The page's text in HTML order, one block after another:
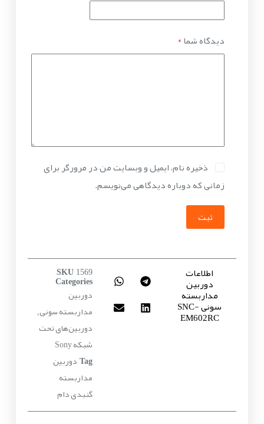
دیدگاه شما*
ذخیره نام، ایمیل و وبسایت من در مرورگر برای
زمانی که دوباره دیدگاهی می‌نویسم.
ثبت
اطلاعات
دوربین
مداربسته
سونی SNC-
EM602RC
SKU 1569
Categories
دوربین
مداربسته سونی,
دوربین‌های تحت
شبکه Sony
Tag دوربین
مداربسته
گنبدی دام